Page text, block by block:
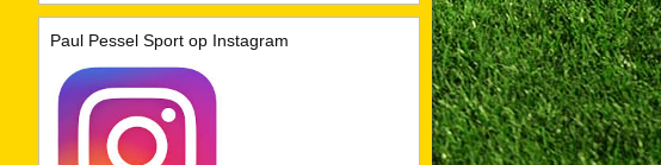
Paul Pessel Sport op Instagram